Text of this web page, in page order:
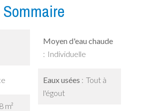
Sommaire
m²
Moyen d'eau chaude
Individuelle
Eaux usées
Tout à
l'égout